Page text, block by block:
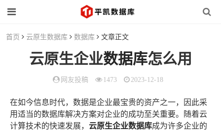
首页 云原生数据库 数据库 文章正文
云原生企业数据库怎么用
网友投稿 1473 2023-12-18
在如今信息时代，数据是企业最宝贵的资产之一，因此采
用适当的数据库解决方案对企业的成功至关重要。随着云
计算技术的快速发展， 云原生企业数据库成为许多企业的